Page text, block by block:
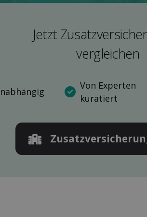
Jetzt
ver­gleichen
Von Experten
kuratiert